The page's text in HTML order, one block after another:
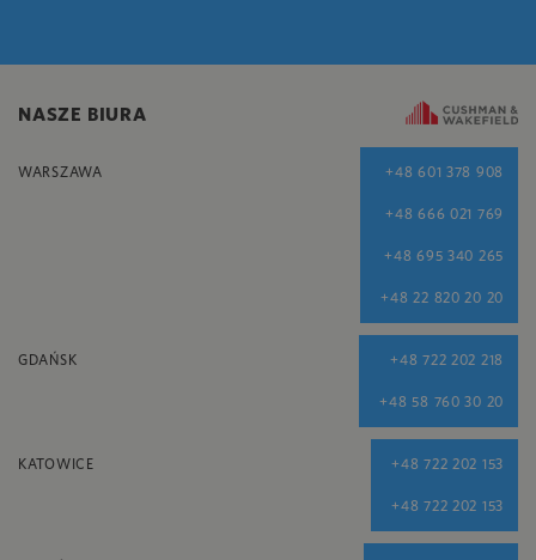
NASZE BIURA
WARSZAWA +48 601 378 908
+48 666 021 769
+48 695 340 265
+48 22 820 20 20
GDAŃSK +48 722 202 218
+48 58 760 30 20
KATOWICE +48 722 202 153
+48 722 202 153